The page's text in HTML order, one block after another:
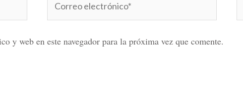
electrónico*
y web en este navegador para la próxima vez que comente.